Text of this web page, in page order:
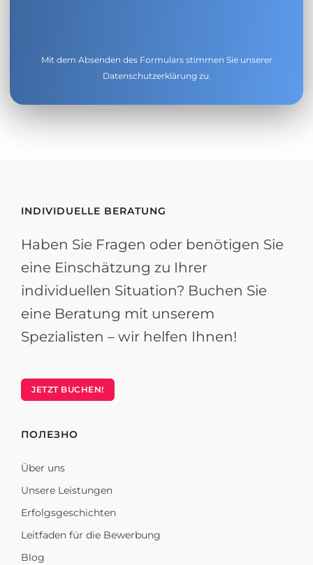
Mit dem Absenden des Formulars stimmen Sie unserer
Datenschutzerklärung zu.
INDIVIDUELLE BERATUNG
Haben Sie Fragen oder benötigen Sie
eine Einschätzung zu Ihrer
individuellen Situation? Buchen Sie
eine Beratung mit unserem
Spezialisten – wir helfen Ihnen!
JETZT BUCHEN!
ПОЛЕЗНО
Über uns
Unsere Leistungen
Erfolgsgeschichten
Leitfaden für die Bewerbung
Blog